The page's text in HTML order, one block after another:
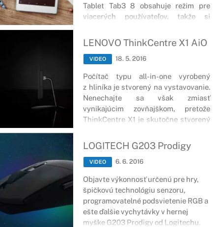
Tablet Tab3 8 obsahuje režim pre
viacerých používateľov, takže si
ponechať.
LENOVO ThinkCentre X1 AiO
VIDEO 18. 5. 2016
Počítač typu all-in-one vyrobený
z hliníka je stvorený na vystavovanie.
Nenechajte sa však zmiasť
vynikajúcim zovňajškom, pretože
ThinkCentre X1 je skutočne stvorený
LOGITECH G203 Prodigy
VIDEO 6. 6. 2016
Objavte výkonnosť určenú pre hry,
špičkovú technológiu senzoru,
programovatelné podsvietenie RGB a
ešte ďalšie vychytávky v hernej
myške G203 Prodigy od Logitechu.